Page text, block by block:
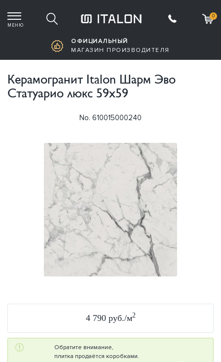
МЕНЮ
0
ОФИЦИАЛЬНЫЙ
МАГАЗИН ПРОИЗВОДИТЕЛЯ
Керамогранит Italon Шарм Эво
Статуарио люкс 59х59
No. 610015000240
4 790 руб./м2
Обратите внимание,
плитка продаётся коробками.